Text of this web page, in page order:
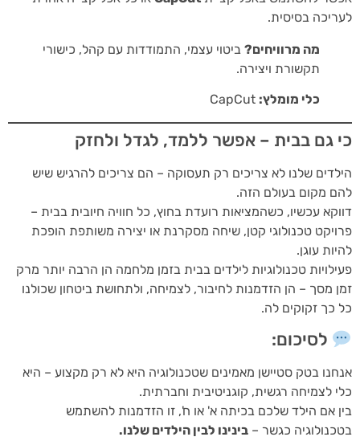
בסיסית.
מה מרוויחים?ביטוי עצמי, התמודדות עם קהל, כישורי
תקשורת ויצירה.
כלי מומלץ:CapCut
גם בבית – אפשר ללמד, לגדל ולחזק
שלנו לא צריכים רק תעסוקה – הם צריכים להרגיש שיש
מקום בעולם הזה.
עכשיו, כשהמציאות רועדת בחוץ, כל חוויה חיובית בבית –
טכנולוגי קטן, שיחה מסקרנת או יצירה משותפת הופכת
עוגן.
טכנולוגיות לילדים בבית בזמן מלחמה הן הרבה יותר מרק
מסך – הן הזדמנות לחיבור, לצמיחה, ולתחושת ביטחון שכולנו
זקוקים לה.
לסיכום:
בטק סטיישן מאמינים שטכנולוגיה היא לא רק מקצוע – היא
לצמיחה רגשית, קוגניטיבית וחברתית.
אם הילד שלכם בכיתה א' או ח', זו הזדמנות להשתמש
כגשר –בינינו לבין הילדים שלנו.